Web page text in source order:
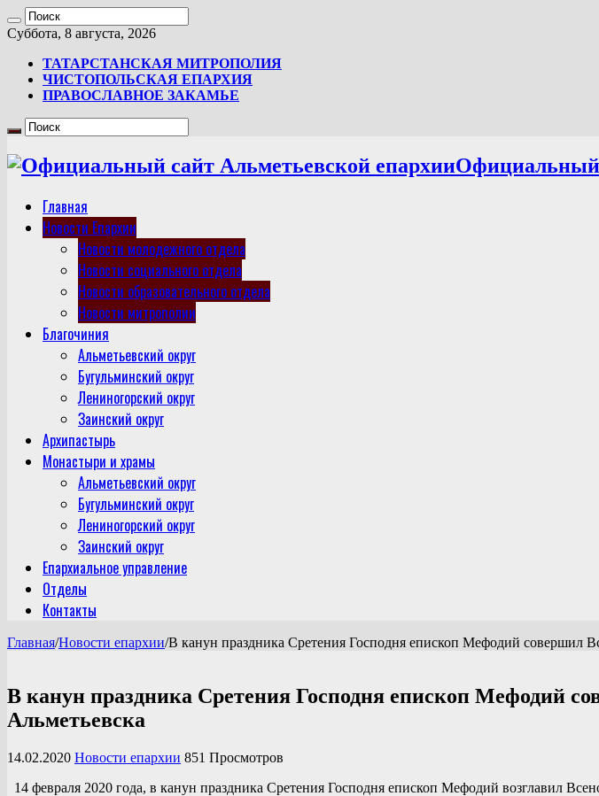
Суббота, 8 августа, 2026
ТАТАРСТАНСКАЯ МИТРОПОЛИЯ
ЧИСТОПОЛЬСКАЯ ЕПАРХИЯ
ПРАВОСЛАВНОЕ ЗАКАМЬЕ
Официальный
Главная
Новости Епархии
Новости молодежного отдела
Новости социального отдела
Новости образовательного отдела
Новости митрополии
Благочиния
Альметьевский округ
Бугульминский округ
Лениногорский округ
Заинский округ
Архипастырь
Монастыри и храмы
Альметьевский округ
Бугульминский округ
Лениногорский округ
Заинский округ
Епархиальное управление
Отделы
Контакты
Главная/Новости епархии/В канун праздника Сретения Господня епископ Мефодий совершил
В канун праздника Сретения Господня епископ Мефодий
Альметьевска
14.02.2020 Новости епархии 851 Просмотров
14 февраля 2020 года, в канун праздника Сретения Господня епископ Мефодий возглавил